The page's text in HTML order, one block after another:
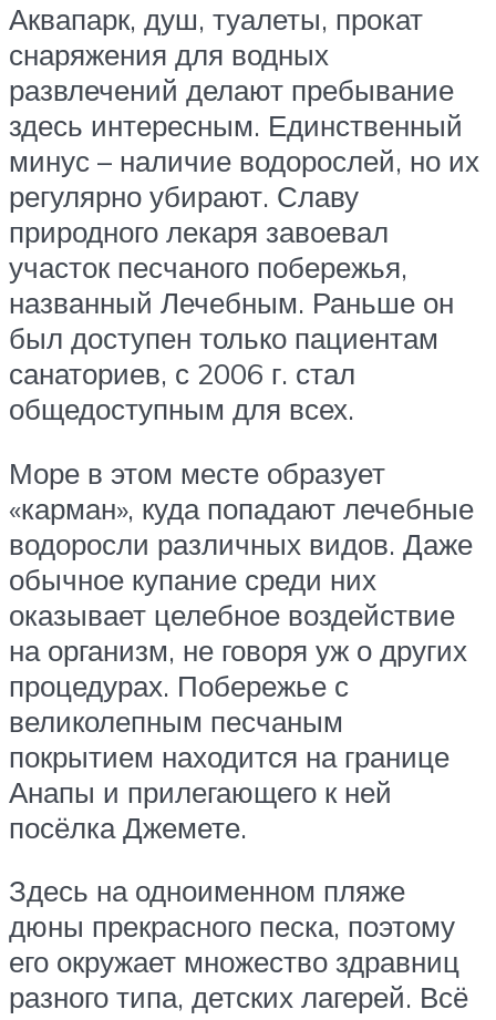
Аквапарк, душ, туалеты, прокат
снаряжения для водных
развлечений делают пребывание
здесь интересным. Единственный
минус – наличие водорослей, но их
регулярно убирают. Славу
природного лекаря завоевал
участок песчаного побережья,
названный Лечебным. Раньше он
был доступен только пациентам
санаториев, с 2006 г. стал
общедоступным для всех.
Море в этом месте образует
«карман», куда попадают лечебные
водоросли различных видов. Даже
обычное купание среди них
оказывает целебное воздействие
на организм, не говоря уж о других
процедурах. Побережье с
великолепным песчаным
покрытием находится на границе
Анапы и прилегающего к ней
посёлка Джемете.
Здесь на одноименном пляже
дюны прекрасного песка, поэтому
его окружает множество здравниц
разного типа, детских лагерей. Всё